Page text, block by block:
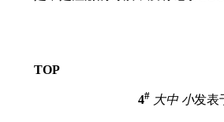
TOP
4# 大中 小发表